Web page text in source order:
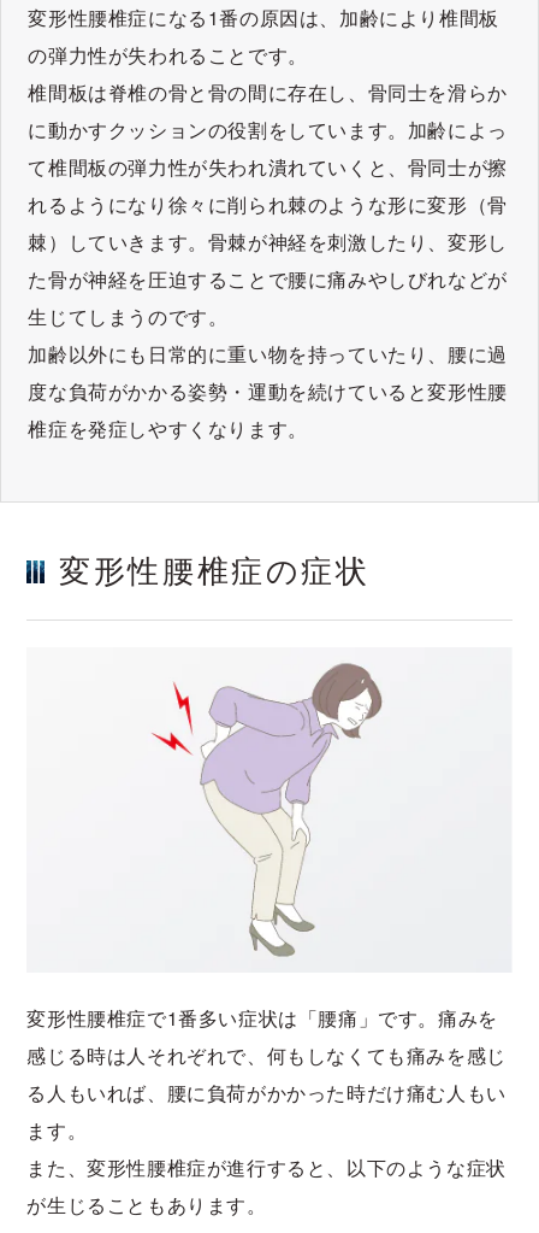
変形性腰椎症になる1番の原因は、加齢により椎間板
の弾力性が失われることです。
椎間板は脊椎の骨と骨の間に存在し、骨同士を滑らか
に動かすクッションの役割をしています。加齢によっ
て椎間板の弾力性が失われ潰れていくと、骨同士が擦
れるようになり徐々に削られ棘のような形に変形（骨
棘）していきます。骨棘が神経を刺激したり、変形し
た骨が神経を圧迫することで腰に痛みやしびれなどが
生じてしまうのです。
加齢以外にも日常的に重い物を持っていたり、腰に過
度な負荷がかかる姿勢・運動を続けていると変形性腰
椎症を発症しやすくなります。
変形性腰椎症の症状
変形性腰椎症で1番多い症状は「腰痛」です。痛みを
感じる時は人それぞれで、何もしなくても痛みを感じ
る人もいれば、腰に負荷がかかった時だけ痛む人もい
ます。
また、変形性腰椎症が進行すると、以下のような症状
が生じることもあります。